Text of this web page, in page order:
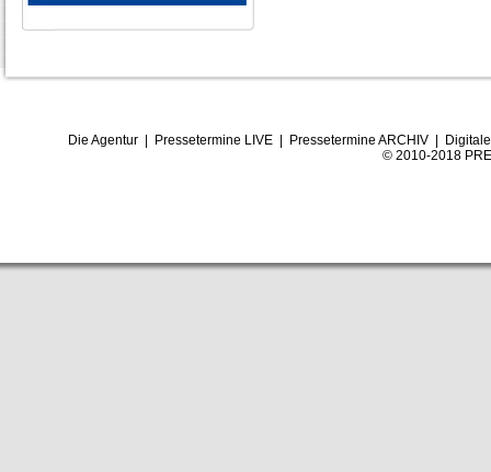
Die Agentur| Pressetermine LIVE| Pressetermine ARCHIV|
© 2010-2018